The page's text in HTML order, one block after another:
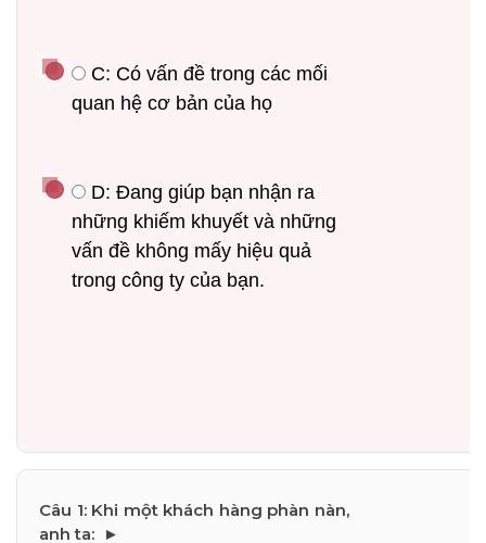
C: Có vấn đề trong các mối
quan hệ cơ bản của họ
D: Đang giúp bạn nhận ra
những khiếm khuyết và những
vấn đề không mấy hiệu quả
trong công ty của bạn.